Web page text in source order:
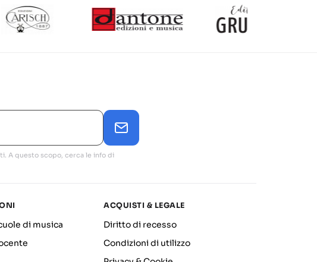
A questo scopo, cerca le info di
di musica
ACQUISTI & LEGALE
Diritto di recesso
Condizioni di utilizzo